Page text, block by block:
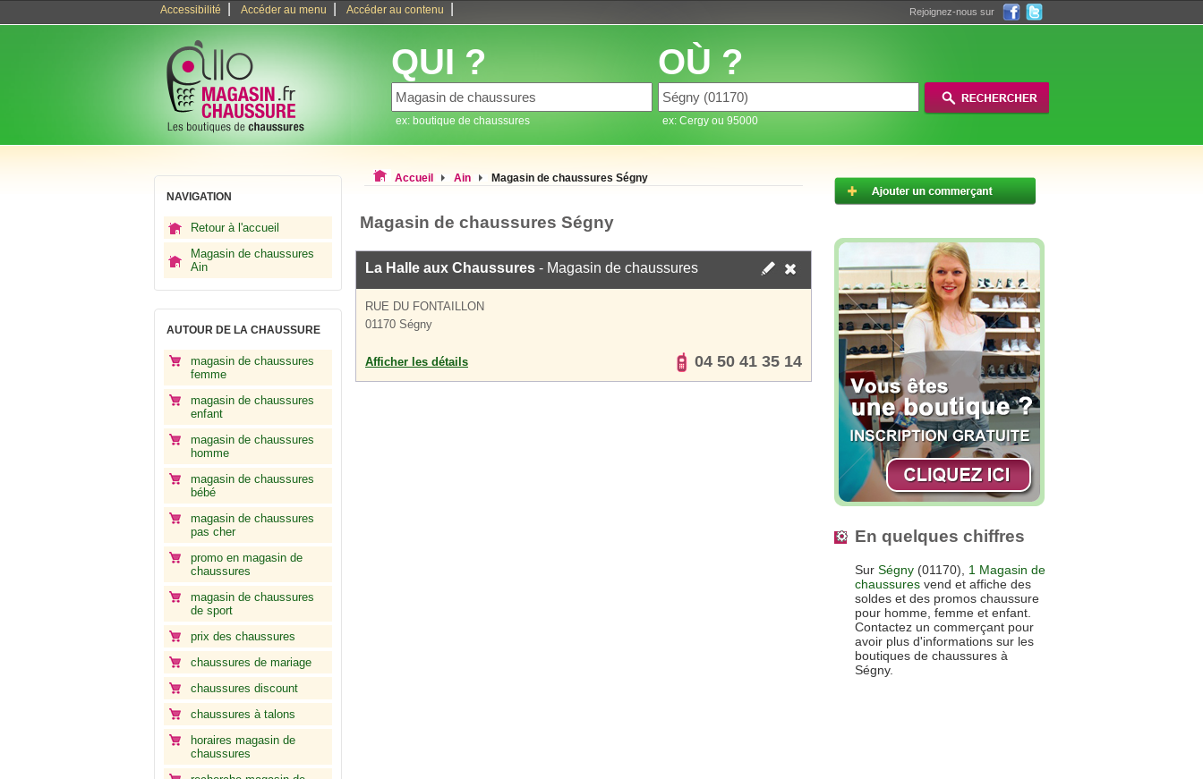
Accessibilité Accéder au menu Accéder au contenu Rejoignez-nous sur
QUI ?
ex: boutique de chaussures
OÙ ?
ex: Cergy ou 95000
NAVIGATION
Retour à l'accueil
Magasin de chaussures
Ain
AUTOUR DE LA CHAUSSURE
magasin de chaussures
femme
magasin de chaussures
enfant
magasin de chaussures
homme
magasin de chaussures
bébé
magasin de chaussures
pas cher
promo en magasin de
chaussures
magasin de chaussures
de sport
prix des chaussures
chaussures de mariage
chaussures discount
chaussures à talons
horaires magasin de
chaussures
Accueil Ain Magasin de chaussures Ségny
Magasin de chaussures Ségny
La Halle aux Chaussures - Magasin de chaussures
RUE DU FONTAILLON
01170 Ségny
Afficher les détails 04 50 41 35 14
En quelques chiffres
Sur Ségny (01170), 1 Magasin de
chaussures vend et affiche des
soldes et des promos chaussure
pour homme, femme et enfant.
Contactez un commerçant pour
avoir plus d'informations sur les
boutiques de chaussures à
Ségny.